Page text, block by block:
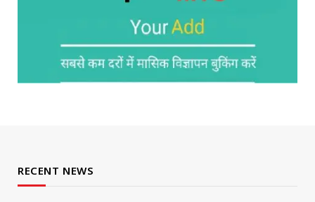
RECENT NEWS